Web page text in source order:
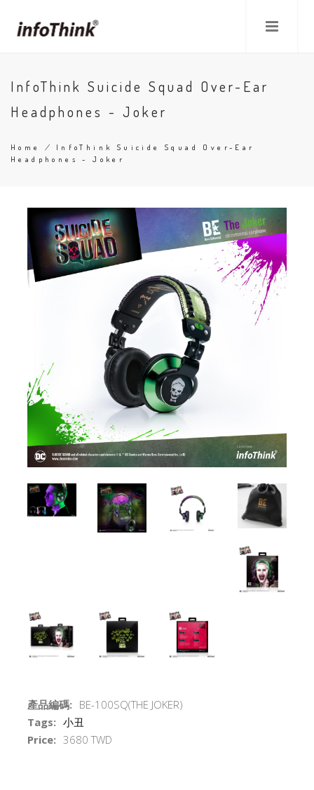
main
InfoThink Suicide Squad Over-Ear
Headphones - Joker
Breadcrumb
Home / InfoThink Suicide Squad Over-Ear
Headphones - Joker
產品編碼: BE-100SQ(THE JOKER)
Tags: 小丑
Price: 3680 TWD